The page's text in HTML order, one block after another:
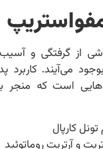
گرفتگی و آسیب در
می‌آیند. کاربرد
است که منجر به
کارپال
و آرتریت روماتوئید